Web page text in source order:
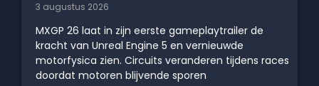
3 augustus 2026
MXGP 26 laat in zijn eerste gameplaytrailer de
kracht van Unreal Engine 5 en vernieuwde
motorfysica zien. Circuits veranderen tijdens races
doordat motoren blijvende sporen